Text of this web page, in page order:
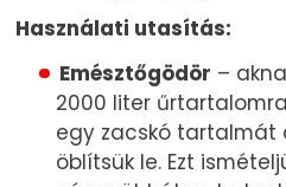
Használati utasítás:
Emésztőgödör –
2000 liter
egy zacskó tartalmát
öblítsük le. Ezt